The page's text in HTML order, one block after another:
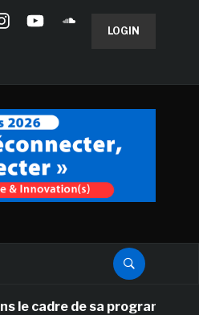
LOGIN
de sa programmation